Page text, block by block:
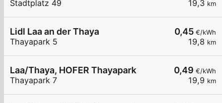
19,3 km
Stadtplatz 49
0,45 €/kWh
19,8 km
Lidl Laa an der Thaya
Thayapark 5
0,49 €/kWh
19,9 km
Laa/Thaya, HOFER Thayapark
Thayapark 7